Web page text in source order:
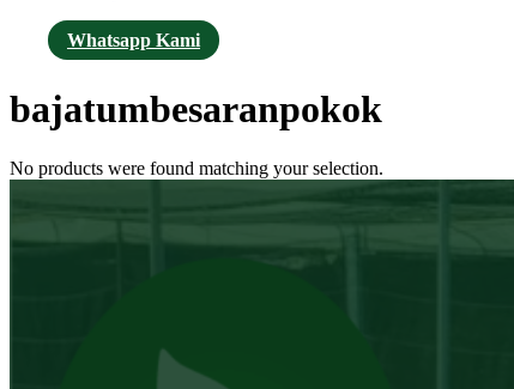
Whatsapp Kami
bajatumbesaranpokok
No products were found matching your selection.